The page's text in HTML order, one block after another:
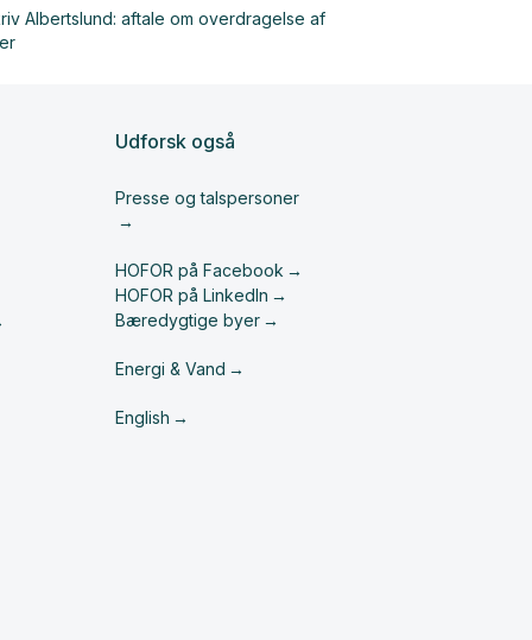
Udforsk også
Presse og talspersoner
HOFOR på Facebook
HOFOR på LinkedIn
Bæredygtige byer
Energi & Vand
English